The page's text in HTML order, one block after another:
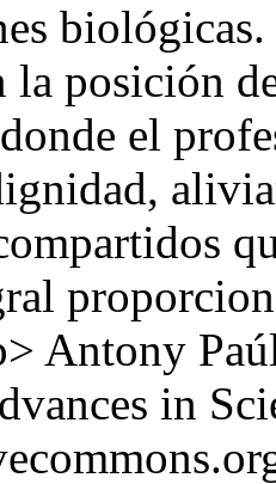
la posición
el
Antony
in